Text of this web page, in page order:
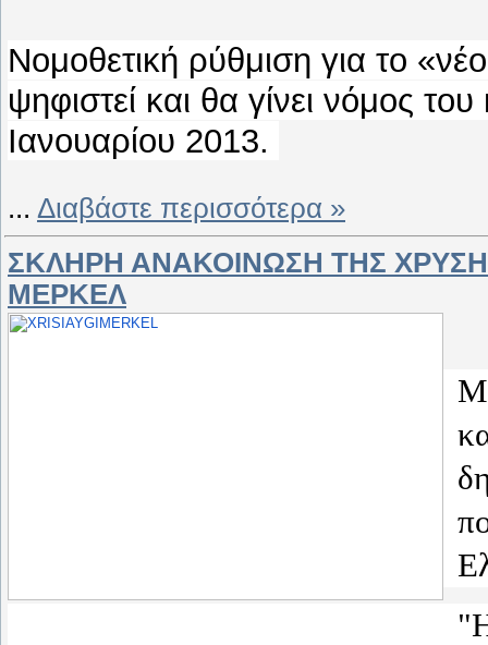
Νομοθετική ρύθμιση για το
ψηφιστεί και θα γίνει νόμος
Ιανουαρίου 2013.
... Διαβάστε περισσότερα »
ΣΚΛΗΡΗ ΑΝΑΚΟΙΝΩΣΗ ΤΗΣ
ΜΕΡΚΕΛ